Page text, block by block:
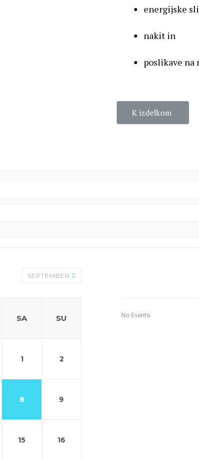
energijske
nakit in
poslikave na
K izdelkom
SEPTEMBER
SA SU
1 2
8 9
15 16
No Events